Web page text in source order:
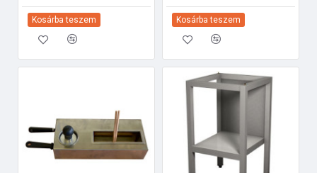
Kosárba teszem Kosárba teszem